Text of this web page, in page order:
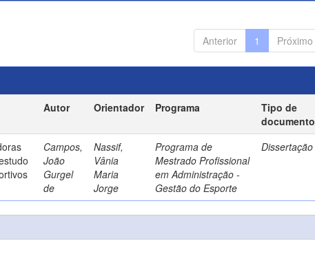
Anterior 1 Próximo
Autor Orientador Programa
Tipo de
documento
Campos,
João
Gurgel
de
Nassif,
Vânia
Maria
Jorge
Programa de
Mestrado Profissional
em Administração -
Gestão do Esporte
Dissertação